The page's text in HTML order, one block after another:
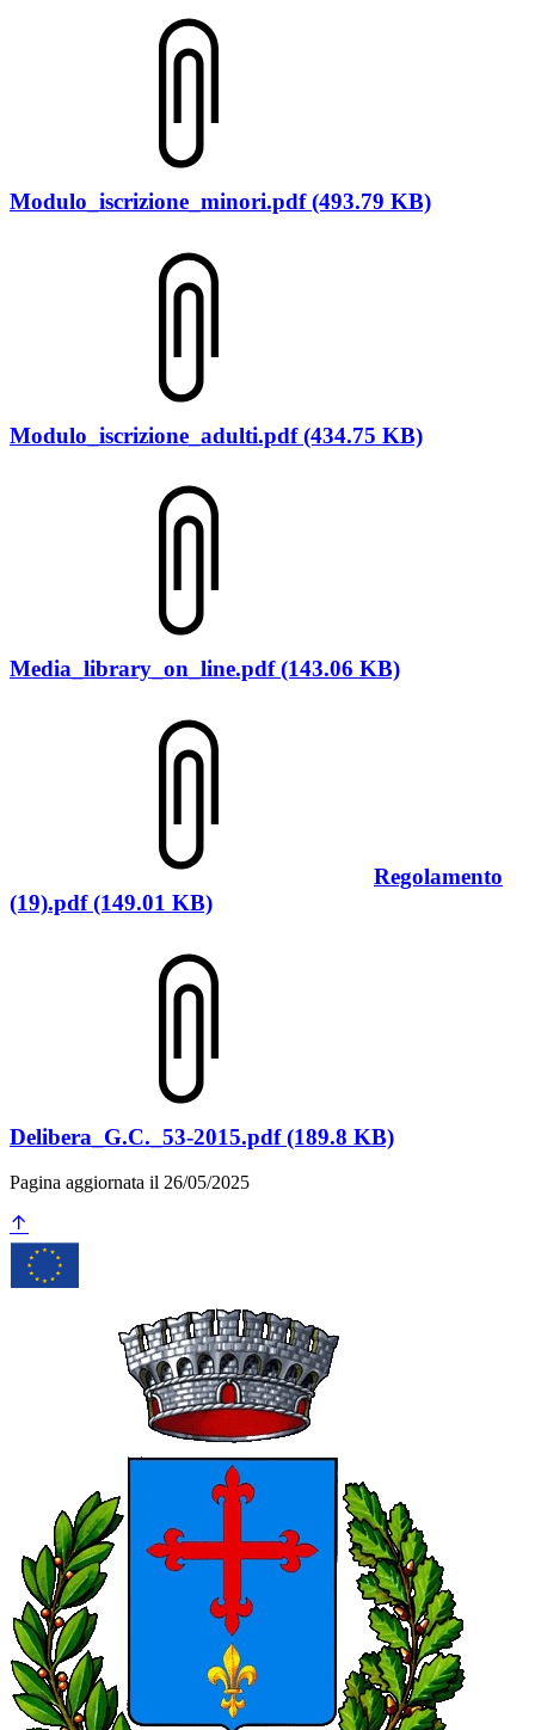
Modulo_iscrizione_minori.pdf (493.79 KB)
Modulo_iscrizione_adulti.pdf (434.75 KB)
Media_library_on_line.pdf (143.06 KB)
Regolamento
(19).pdf (149.01 KB)
Delibera_G.C._53-2015.pdf (189.8 KB)
Pagina aggiornata il 26/05/2025